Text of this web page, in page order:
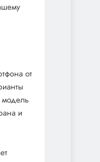
от
модель
и